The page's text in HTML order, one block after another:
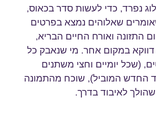
נפרד, כדי לעשות סדר בכאוס,
שאלוהים נמצא בפרטים
התזונה ואורח החיים הבריא,
במקום אחר. מי שנאבק כל
(שכל יומיים וחצי משתנים
החדש המוביל), שוכח מהתמונה
שהולך לאיבוד בדרך.